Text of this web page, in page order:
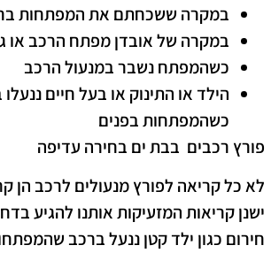
במקרה ששכחתם את המפתחות
במקרה של אובדן מפתח הרכב או
כשהמפתח נשבר במנעול הרכב
הילד או התינוק או בעל חיים
כשהמפתחות בפנים
פורץ רכבים בבת ים בחירה עדיפה
לא כל קריאה לפורץ מנעולים לרכב הן
ישנן קריאות המזעיקות אותנו להגיע
חירום כגון ילד קטן ננעל ברכב